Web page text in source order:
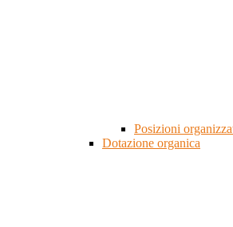
Posizioni
Dotazione organica